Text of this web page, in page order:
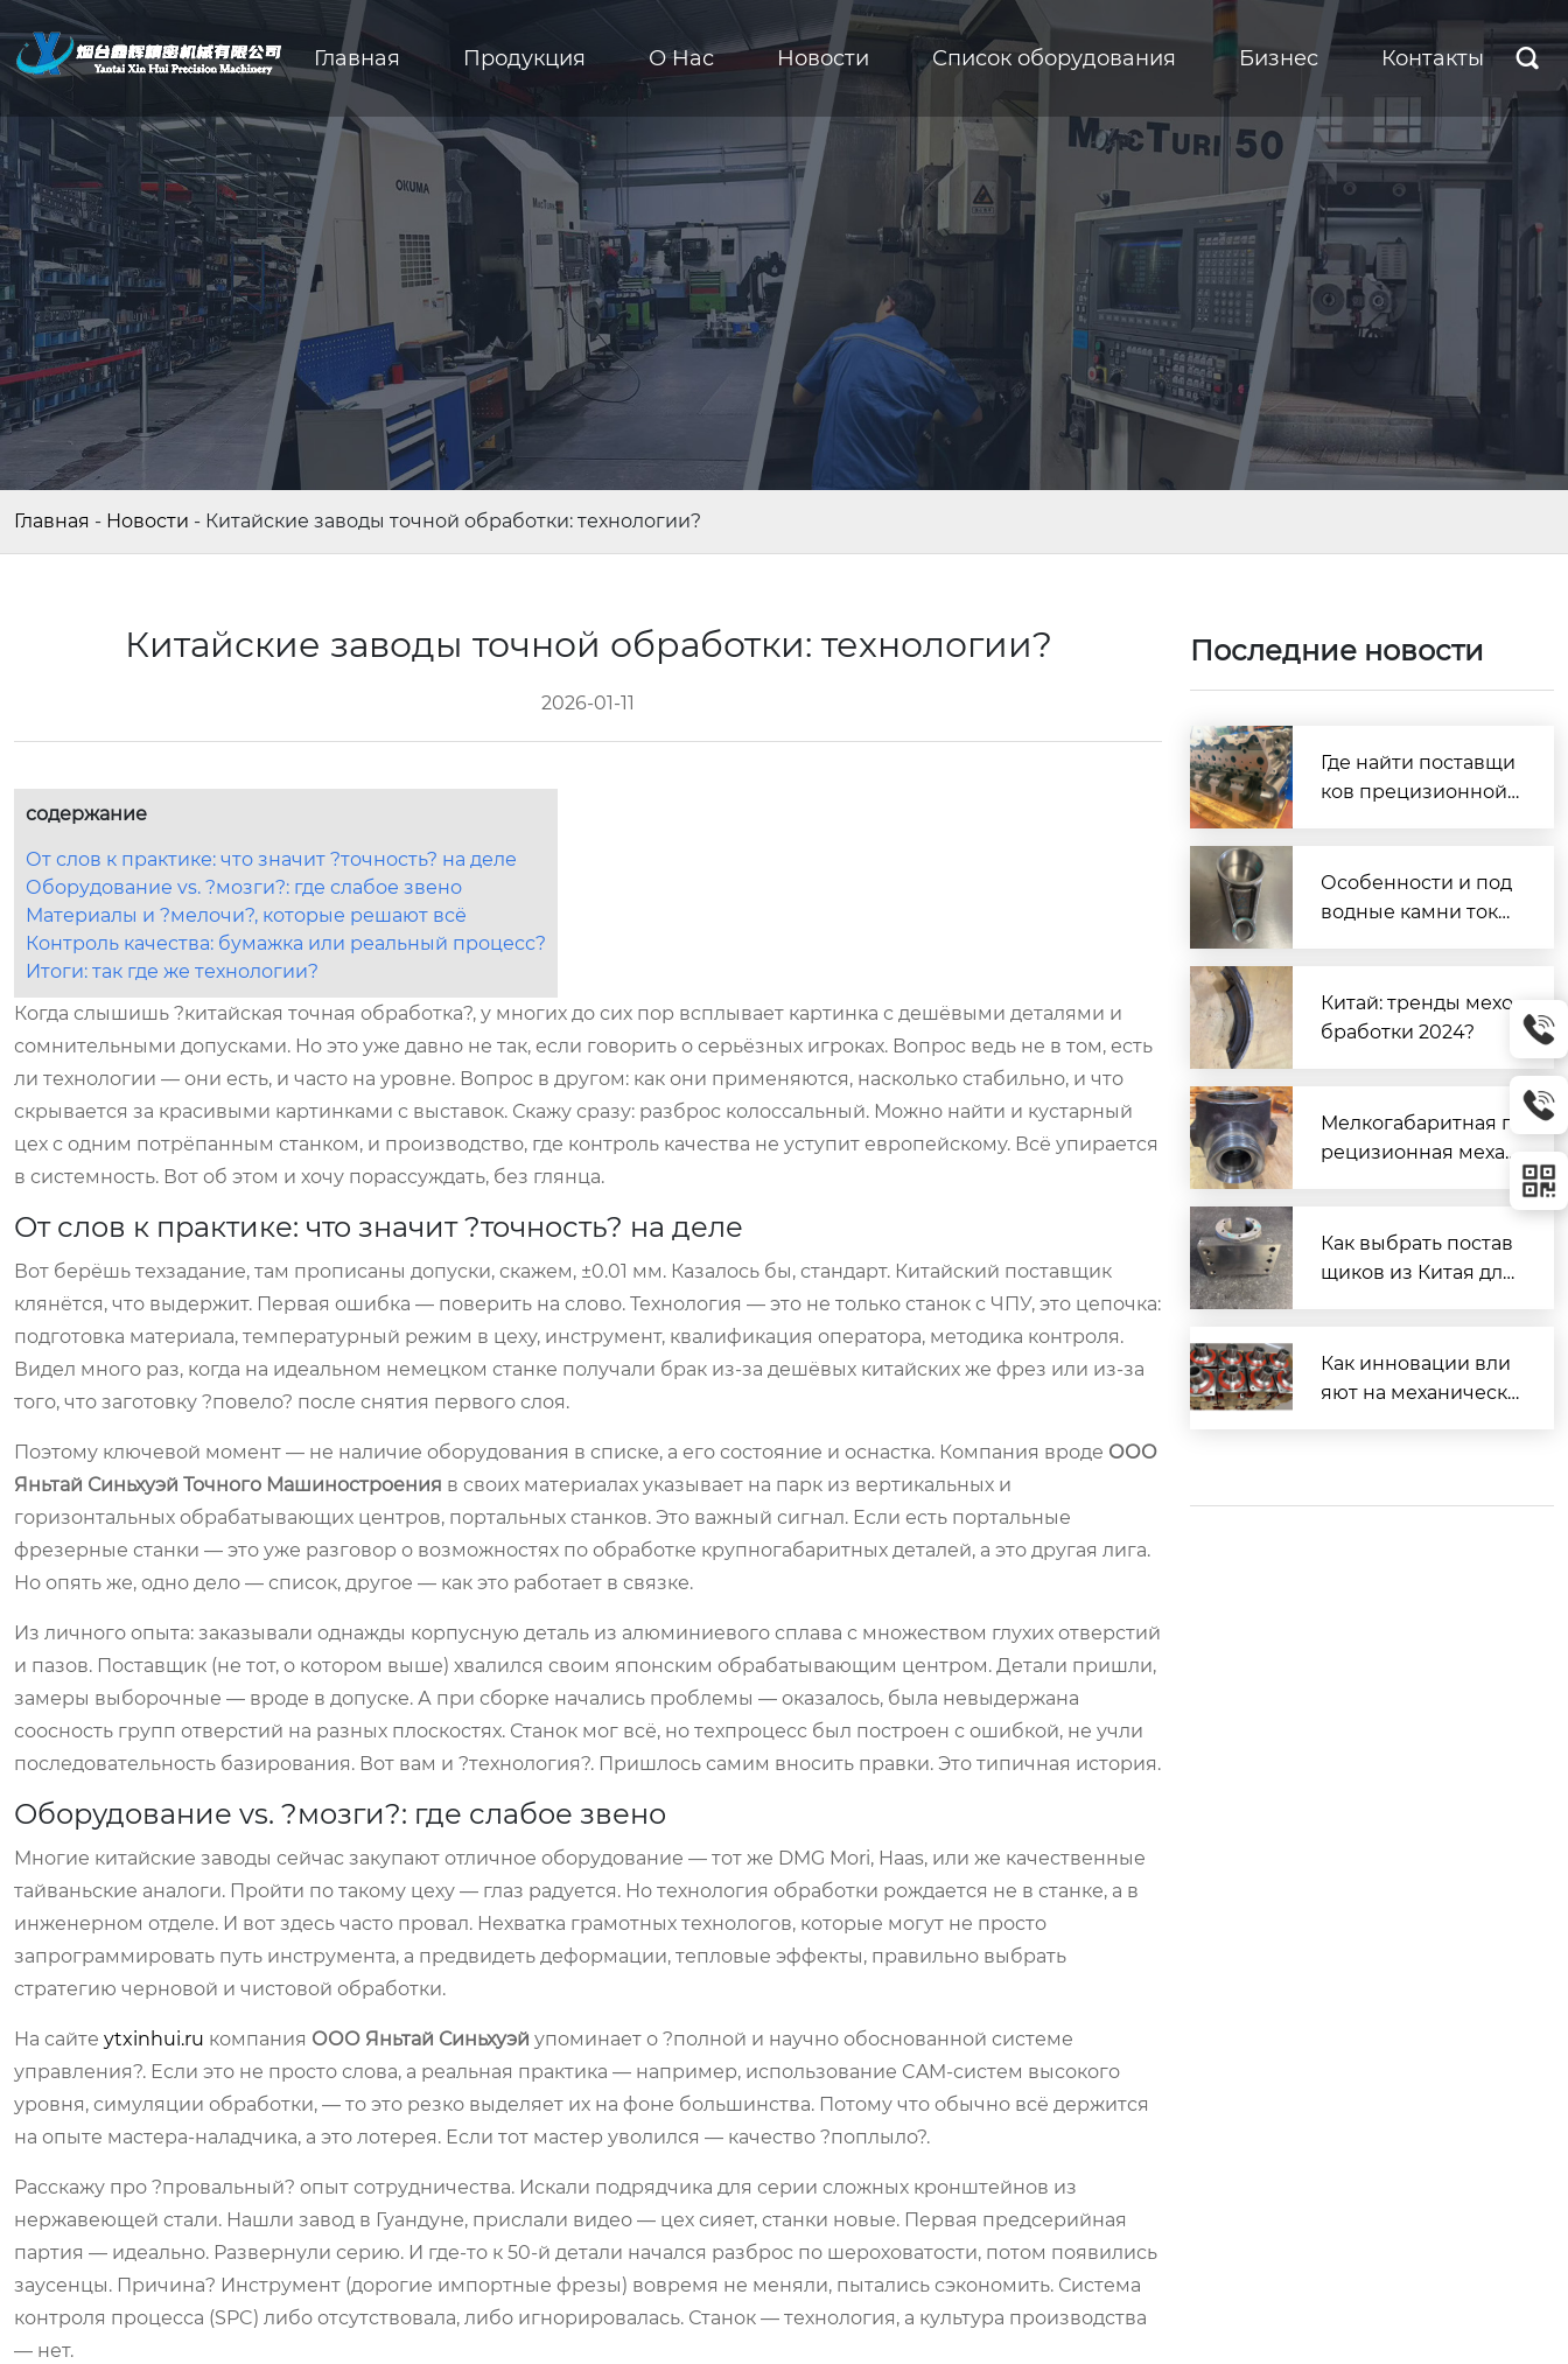
Главная Продукция О Hас Новости Список оборудования Бизнес Контакты 
Главная - Новости - Китайские заводы точной обработки: технологии?
Китайские заводы точной обработки: технологии?
2026-01-11
содержание
От слов к практике: что значит ?точность? на деле
Оборудование vs. ?мозги?: где слабое звено
Материалы и ?мелочи?, которые решают всё
Контроль качества: бумажка или реальный процесс?
Итоги: так где же технологии?
Когда слышишь ?китайская точная обработка?, у многих до сих пор всплывает картинка с дешёвыми деталями и
сомнительными допусками. Но это уже давно не так, если говорить о серьёзных игроках. Вопрос ведь не в том, есть
ли технологии — они есть, и часто на уровне. Вопрос в другом: как они применяются, насколько стабильно, и что
скрывается за красивыми картинками с выставок. Скажу сразу: разброс колоссальный. Можно найти и кустарный
цех с одним потрёпанным станком, и производство, где контроль качества не уступит европейскому. Всё упирается
в системность. Вот об этом и хочу порассуждать, без глянца.
От слов к практике: что значит ?точность? на деле
Вот берёшь техзадание, там прописаны допуски, скажем, ±0.01 мм. Казалось бы, стандарт. Китайский поставщик
клянётся, что выдержит. Первая ошибка — поверить на слово. Технология — это не только станок с ЧПУ, это цепочка:
подготовка материала, температурный режим в цеху, инструмент, квалификация оператора, методика контроля.
Видел много раз, когда на идеальном немецком станке получали брак из-за дешёвых китайских же фрез или из-за
того, что заготовку ?повело? после снятия первого слоя.
Поэтому ключевой момент — не наличие оборудования в списке, а его состояние и оснастка. Компания вроде ООО
Яньтай Синьхуэй Точного Машиностроения в своих материалах указывает на парк из вертикальных и
горизонтальных обрабатывающих центров, портальных станков. Это важный сигнал. Если есть портальные
фрезерные станки — это уже разговор о возможностях по обработке крупногабаритных деталей, а это другая лига.
Но опять же, одно дело — список, другое — как это работает в связке.
Из личного опыта: заказывали однажды корпусную деталь из алюминиевого сплава с множеством глухих отверстий
и пазов. Поставщик (не тот, о котором выше) хвалился своим японским обрабатывающим центром. Детали пришли,
замеры выборочные — вроде в допуске. А при сборке начались проблемы — оказалось, была невыдержана
соосность групп отверстий на разных плоскостях. Станок мог всё, но техпроцесс был построен с ошибкой, не учли
последовательность базирования. Вот вам и ?технология?. Пришлось самим вносить правки. Это типичная история.
Оборудование vs. ?мозги?: где слабое звено
Многие китайские заводы сейчас закупают отличное оборудование — тот же DMG Mori, Haas, или же качественные
тайваньские аналоги. Пройти по такому цеху — глаз радуется. Но технология обработки рождается не в станке, а в
инженерном отделе. И вот здесь часто провал. Нехватка грамотных технологов, которые могут не просто
запрограммировать путь инструмента, а предвидеть деформации, тепловые эффекты, правильно выбрать
стратегию черновой и чистовой обработки.
На сайте ytxinhui.ru компания ООО Яньтай Синьхуэй упоминает о ?полной и научно обоснованной системе
управления?. Если это не просто слова, а реальная практика — например, использование CAM-систем высокого
уровня, симуляции обработки, — то это резко выделяет их на фоне большинства. Потому что обычно всё держится
на опыте мастера-наладчика, а это лотерея. Если тот мастер уволился — качество ?поплыло?.
Расскажу про ?провальный? опыт сотрудничества. Искали подрядчика для серии сложных кронштейнов из
нержавеющей стали. Нашли завод в Гуандуне, прислали видео — цех сияет, станки новые. Первая предсерийная
партия — идеально. Развернули серию. И где-то к 50-й детали начался разброс по шероховатости, потом появились
заусенцы. Причина? Инструмент (дорогие импортные фрезы) вовремя не меняли, пытались сэкономить. Система
контроля процесса (SPC) либо отсутствовала, либо игнорировалась. Станок — технология, а культура производства
— нет.
Последние новости
Где найти поставщи
ков прецизионной
Особенности и под
водные камни тока
ке с метровым выл
етом и револьверн
Китай: тренды мехо
бработки 2024?
Мелкогабаритная п
рецизионная механ
не только про мале
нькие размеры
Как выбрать постав
щиков из Китая для
Как инновации вли
яют на механическу